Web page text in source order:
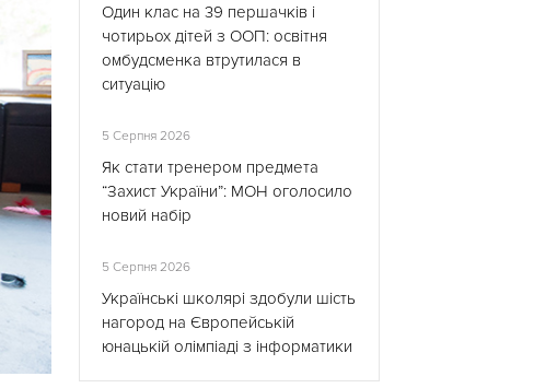
Один клас на 39 першачків і
чотирьох дітей з ООП: освітня
омбудсменка втрутилася в
ситуацію
5 Серпня 2026
Як стати тренером предмета
“Захист України”: МОН оголосило
новий набір
5 Серпня 2026
Українські школярі здобули шість
нагород на Європейській
юнацькій олімпіаді з інформатики